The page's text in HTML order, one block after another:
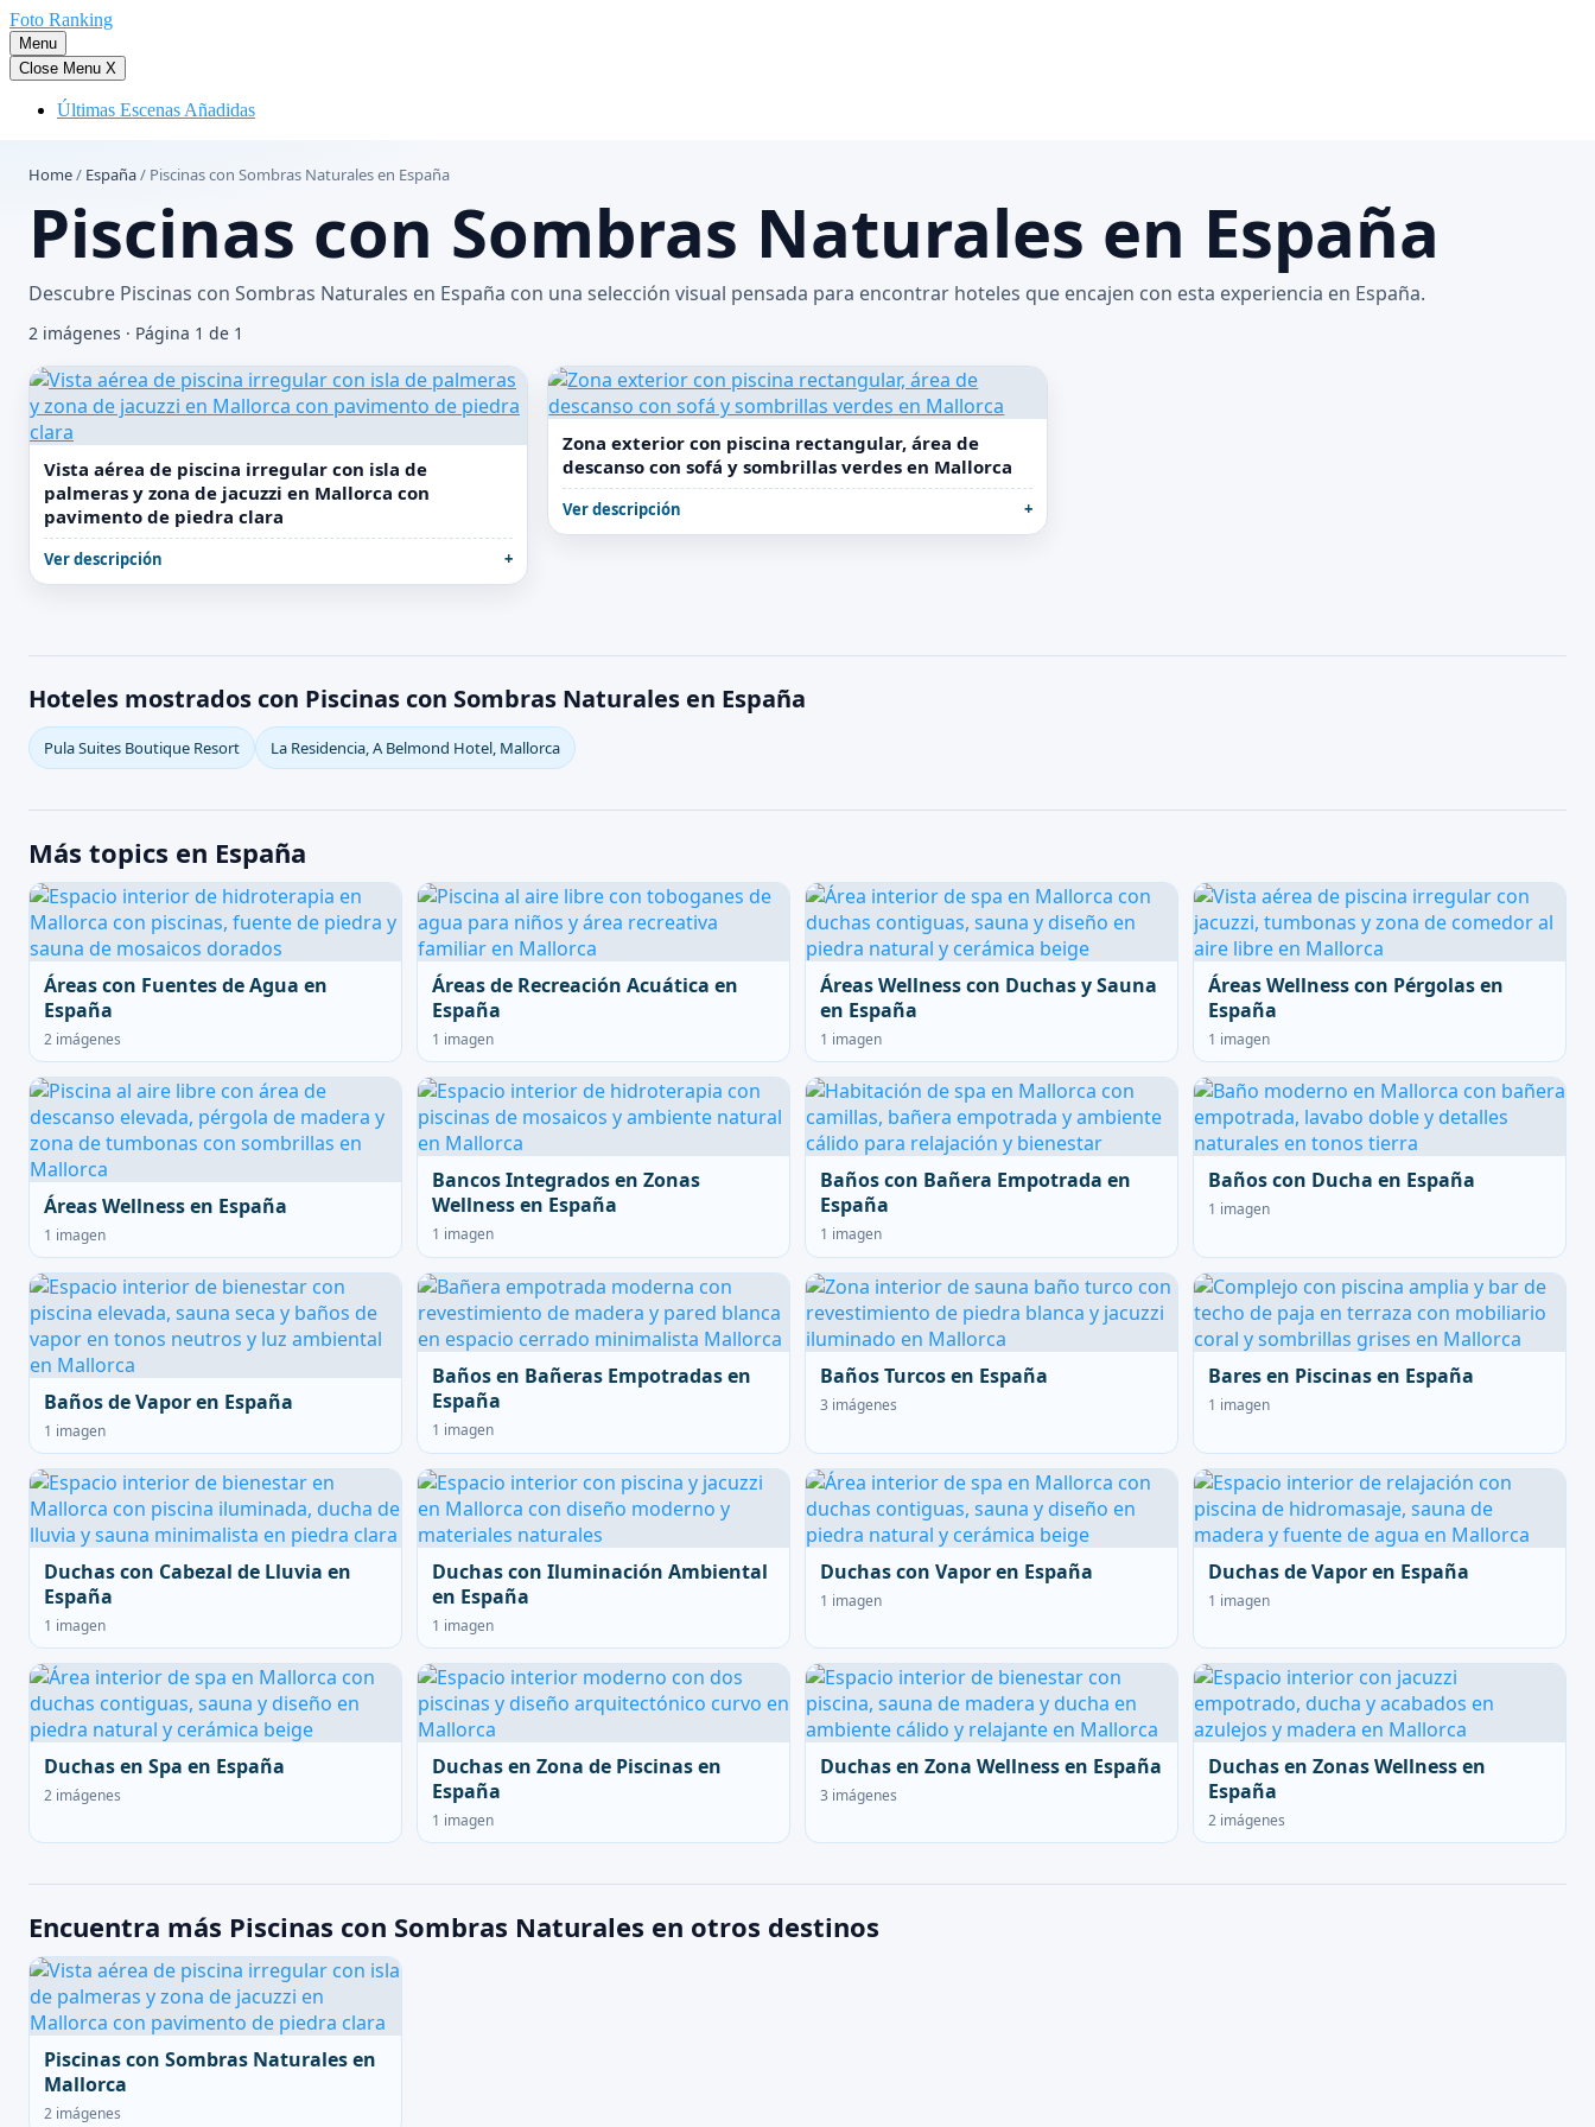
Saltar
al
contenido
Foto Ranking
Menu
Close Menu X
Últimas Escenas Añadidas
Home/ España/ Piscinas con Sombras Naturales en España
Piscinas con Sombras Naturales en España
Descubre Piscinas con Sombras Naturales en España con una selección visual pensada para encontrar hoteles que encajen con esta experiencia en España.
2 imágenes · Página 1 de 1
Vista aérea de piscina irregular con isla de
palmeras y zona de jacuzzi en Mallorca con
pavimento de piedra clara
Ver descripción
Zona exterior con piscina rectangular, área de
descanso con sofá y sombrillas verdes en Mallorca
Ver descripción
Hoteles mostrados con Piscinas con Sombras Naturales en España
Pula Suites Boutique Resort La Residencia, A Belmond Hotel, Mallorca
Más topics en España
Áreas con Fuentes de Agua en
España
2 imágenes
Áreas de Recreación Acuática en
España
1 imagen
Áreas Wellness con Duchas y Sauna
en España
1 imagen
Áreas Wellness con Pérgolas en
España
1 imagen
Áreas Wellness en España
1 imagen
Bancos Integrados en Zonas
Wellness en España
1 imagen
Baños con Bañera Empotrada en
España
1 imagen
Baños con Ducha en España
1 imagen
Baños de Vapor en España
1 imagen
Baños en Bañeras Empotradas en
España
1 imagen
Baños Turcos en España
3 imágenes
Bares en Piscinas en España
1 imagen
Duchas con Cabezal de Lluvia en
España
1 imagen
Duchas con Iluminación Ambiental
en España
1 imagen
Duchas con Vapor en España
1 imagen
Duchas de Vapor en España
1 imagen
Duchas en Spa en España
2 imágenes
Duchas en Zona de Piscinas en
España
1 imagen
Duchas en Zona Wellness en España
3 imágenes
Duchas en Zonas Wellness en
España
2 imágenes
Encuentra más Piscinas con Sombras Naturales en otros destinos
Piscinas con Sombras Naturales en
Mallorca
2 imágenes